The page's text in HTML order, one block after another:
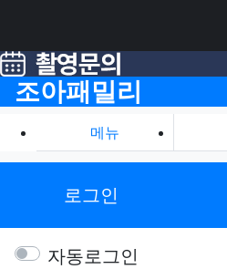
조아패밀리
메뉴
로그인
자동로그인